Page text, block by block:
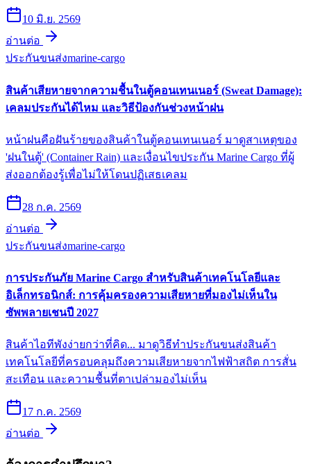
10 มิ.ย. 2569
อ่านต่อ
ประกันขนส่งmarine-cargo
สินค้าเสียหายจากความชื้นในตู้คอนเทนเนอร์ (Sweat Damage):
เคลมประกันได้ไหม และวิธีป้องกันช่วงหน้าฝน
หน้าฝนคือฝันร้ายของสินค้าในตู้คอนเทนเนอร์ มาดูสาเหตุของ
'ฝนในตู้' (Container Rain) และเงื่อนไขประกัน Marine Cargo ที่ผู้
ส่งออกต้องรู้เพื่อไม่ให้โดนปฏิเสธเคลม
28 ก.ค. 2569
อ่านต่อ
ประกันขนส่งmarine-cargo
การประกันภัย Marine Cargo สำหรับสินค้าเทคโนโลยีและ
อิเล็กทรอนิกส์: การคุ้มครองความเสียหายที่มองไม่เห็นใน
ซัพพลายเชนปี 2027
สินค้าไอทีพังง่ายกว่าที่คิด... มาดูวิธีทำประกันขนส่งสินค้า
เทคโนโลยีที่ครอบคลุมถึงความเสียหายจากไฟฟ้าสถิต การสั่น
สะเทือน และความชื้นที่ตาเปล่ามองไม่เห็น
17 ก.ค. 2569
อ่านต่อ